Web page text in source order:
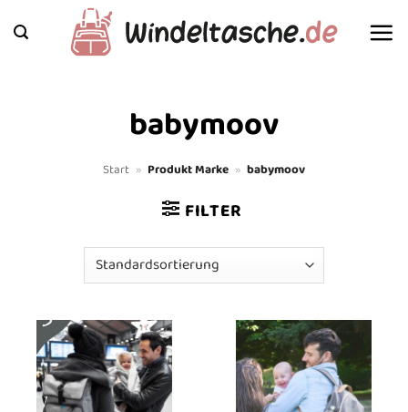
Inhalt
babymoov
Start » Produkt Marke » babymoov
FILTER